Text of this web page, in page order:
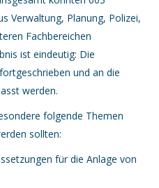
Verwaltung, Planung, Polizei,
Fachbereichen
ist eindeutig: Die
und an die
werden.
folgende Themen
sollten:
für die Anlage von